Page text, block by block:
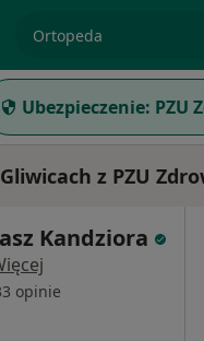
Ubezpieczenie: PZU
z PZU
Kandziora
opinie